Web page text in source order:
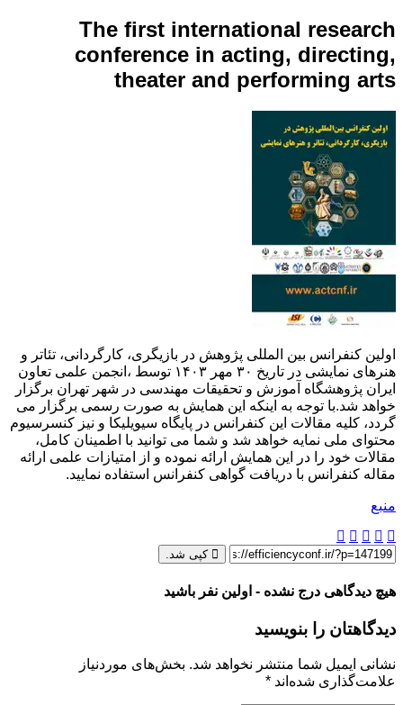
The first international research
conference in acting, directing,
theater and performing arts
اولین کنفرانس بین المللی پژوهش در بازیگری، کارگردانی، تئاتر و
هنرهای نمایشی در تاریخ ۳۰ مهر ۱۴۰۳ توسط ،انجمن علمی تعاون
ایران پژوهشگاه آموزش و تحقیقات مهندسی در شهر تهران برگزار
خواهد شد.با توجه به اینکه این همایش به صورت رسمی برگزار می
گردد، کلیه مقالات این کنفرانس در پایگاه سیویلیکا و نیز کنسرسیوم
محتوای ملی نمایه خواهد شد و شما می توانید با اطمینان کامل،
مقالات خود را در این همایش ارائه نموده و از امتیازات علمی ارائه
مقاله کنفرانس با دریافت گواهی کنفرانس استفاده نمایید.
منبع
کپی شد.
هیچ دیدگاهی درج نشده - اولین نفر باشید
دیدگاهتان را بنویسید
نشانی ایمیل شما منتشر نخواهد شد. بخش‌های موردنیاز
علامت‌گذاری شده‌اند *